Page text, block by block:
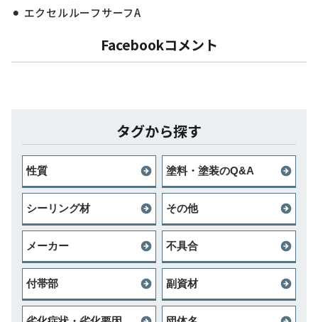
エクセルルーフサーフA
Facebookコメント
タグから探す
性質 塗料・塗装のQ&A
シーリング材 その他
メーカー 不具合
付帯部 副資材